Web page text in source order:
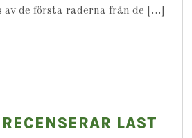
av de första raderna från de […]
LAST